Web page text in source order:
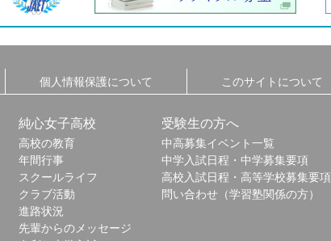
個人情報保護について このサイトについて
純心女子高校
高校の教育
年間行事
スクールライフ
クラブ活動
進路状況
先輩からのメッセージ
受験生の方へ
中高募集イベント一覧
中学入試日程・中学募集要項
高校入試日程・高等学校募集要項
問い合わせ（学習塾関係の方）